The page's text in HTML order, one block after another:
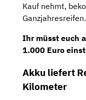
Kauf nehmt,
Ganzjahresreifen.
Ihr müsst euch
1.000 Euro
Akku liefert
Kilometer